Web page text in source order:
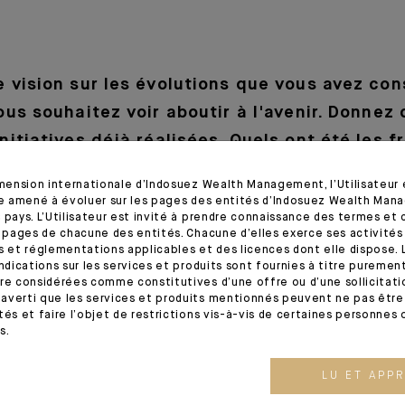
vision sur les évolutions que vous avez
souhaitez voir aboutir à l'avenir. Donnez
déjà réalisées. Quels ont été les
au cours des 20 dernières années grâce à une prise
et de ce qu’elles peuvent apporter à l’entreprise. C’est
de femmes et la parité se développe, mais il faudra encore un
des dernières années, le rôle des Ressources Humaines dans
exemple les comités «Mixité» internes ou externes qui
les femmes, de les conseiller, leur montrer le chemin par le biais
car c’est elle / lui qui continuera à donner l’impulsion dans
internationale d’Indosuez Wealth Management, l’Utilisateur
amené à évoluer sur les pages des entités d’Indosuez Wealth
L’Utilisateur est invité à prendre connaissance des termes et
de chacune des entités. Chacune d’elles exerce ses activités
et réglementations applicables et des licences dont elle dispose.
sur les services et produits sont fournies à titre
considérées comme constitutives d’une offre ou d’une
que les services et produits mentionnés peuvent ne pas être
et faire l’objet de restrictions vis-à-vis de certaines personnes
LU ET